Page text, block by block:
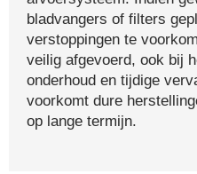
bladvangers of filters
verstoppingen te
veilig afgevoerd, ook bij
onderhoud en tijdige
voorkomt dure
op lange termijn.